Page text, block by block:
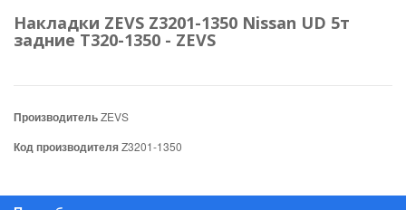
Накладки ZEVS Z3201-1350 Nissan UD 5т
задние T320-1350 - ZEVS
ПроизводительZEVS
Код производителяZ3201-1350